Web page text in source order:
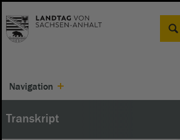
Suche
Navigation
Transkript